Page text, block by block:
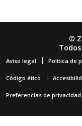
©
Aviso legal Política de
Código ético
Preferencias de privacidad